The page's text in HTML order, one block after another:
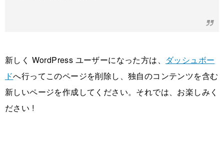
新しく WordPress ユーザーになった方は、 ダッシュボー
ドへ行ってこのページを削除し、独自のコンテンツを含む
新しいページを作成してください。それでは、お楽しみく
ださい !